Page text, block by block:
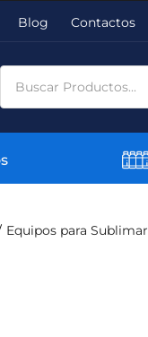
Blog Contactos
Equipos para Sublimar